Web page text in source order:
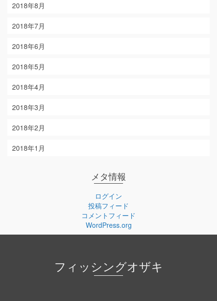
2018年8月
2018年7月
2018年6月
2018年5月
2018年4月
2018年3月
2018年2月
2018年1月
メタ情報
ログイン
投稿フィード
コメントフィード
WordPress.org
フィッシングオザキ